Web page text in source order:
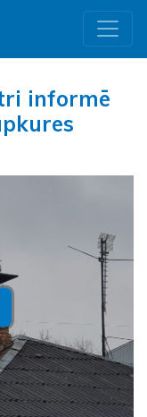
informē